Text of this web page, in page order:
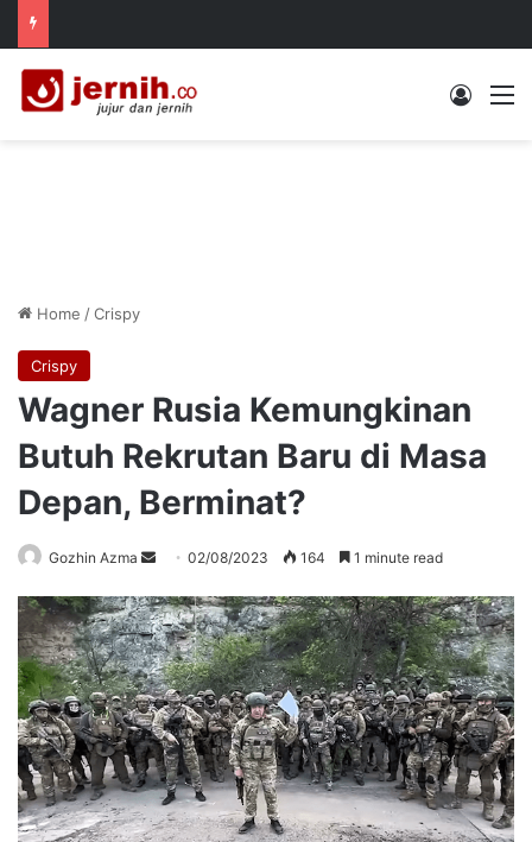
Log In
Home /Crispy
Crispy
Wagner Rusia Kemungkinan
Butuh Rekrutan Baru di Masa
Depan, Berminat?
Gozhin Azma
Send
email
02/08/2023 164 1 minute read